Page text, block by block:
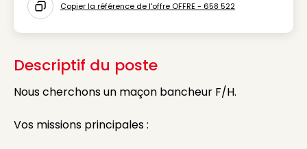
Icon copy to clipboard
Copier la référence de l'offre OFFRE - 658 522
Descriptif du poste
Nous cherchons un maçon bancheur F/H.
Vos missions principales :